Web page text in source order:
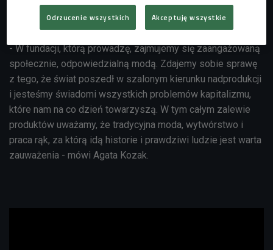
- W fundacji, którą prowadzę, zajmujemy się zaangażowaną
społecznie, odpowiedzialną modą. Zdajemy sobie sprawę
z tego, że świat poszedł w szalonym kierunku nadprodukcji
i jesteśmy świadomi wszystkich problemów kapitalizmu,
które nam na co dzień towarzyszą. W tym całym zalewie
produktów uważamy, że tradycyjna moda, wytwórstwo i
praca rąk, za którą idą historie i prawdziwi ludzie jest warta
zauważenia - mówi Agata Kozak.
Odrzucenie wszystkich Akceptuję wszystkie